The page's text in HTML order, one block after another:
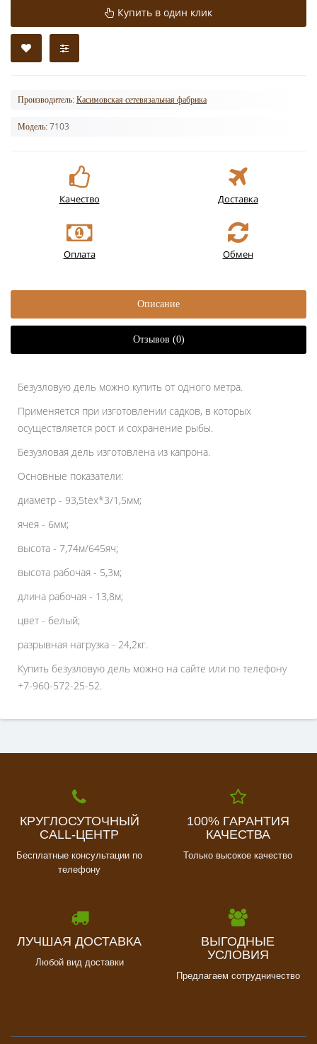
Купить в один клик
Производитель: Касимовская сетевязальная фабрика
Модель: 7103
Качество Доставка
Оплата Обмен
Описание
Отзывов (0)
Безузловую дель можно купить от одного метра.
Применяется при изготовлении садков, в которых
осуществляется рост и сохранение рыбы.
Безузловая дель изготовлена из капрона.
Основные показатели:
диаметр - 93,5tex*3/1,5мм;
ячея - 6мм;
высота - 7,74м/645яч;
высота рабочая - 5,3м;
длина рабочая - 13,8м;
цвет - белый;
разрывная нагрузка - 24,2кг.
Купить безузловую дель можно на сайте или по телефону
+7-960-572-25-52.
КРУГЛОСУТОЧНЫЙ
CALL-ЦЕНТР
Бесплатные консультации по
телефону
100% ГАРАНТИЯ
КАЧЕСТВА
Только высокое качество
ЛУЧШАЯ ДОСТАВКА
Любой вид доставки
ВЫГОДНЫЕ
УСЛОВИЯ
Предлагаем сотрудничество